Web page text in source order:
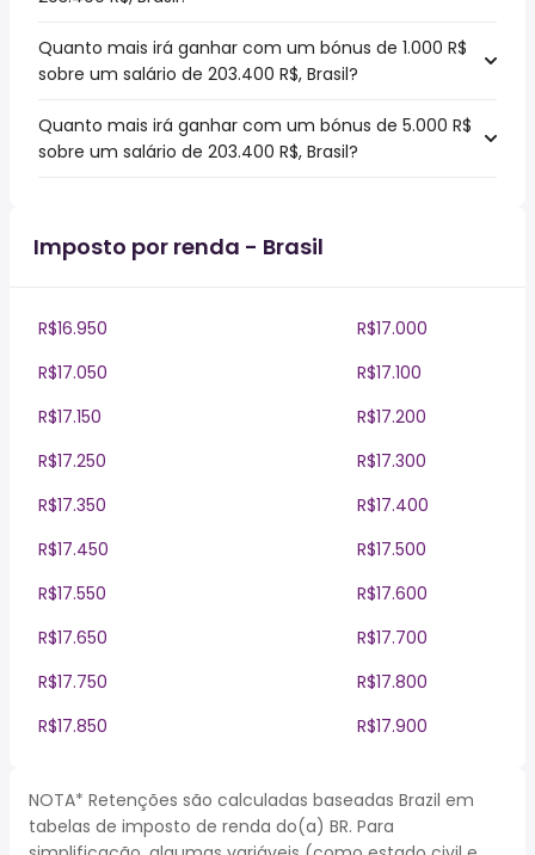
Quanto mais irá ganhar com um bónus de 1.000 R$
sobre um salário de 203.400 R$, Brasil?
Quanto mais irá ganhar com um bónus de 5.000 R$
sobre um salário de 203.400 R$, Brasil?
Imposto por renda - Brasil
R$16.950
R$17.000
R$17.050
R$17.100
R$17.150
R$17.200
R$17.250
R$17.300
R$17.350
R$17.400
R$17.450
R$17.500
R$17.550
R$17.600
R$17.650
R$17.700
R$17.750
R$17.800
R$17.850
R$17.900
NOTA* Retenções são calculadas baseadas Brazil em
tabelas de imposto de renda do(a) BR. Para